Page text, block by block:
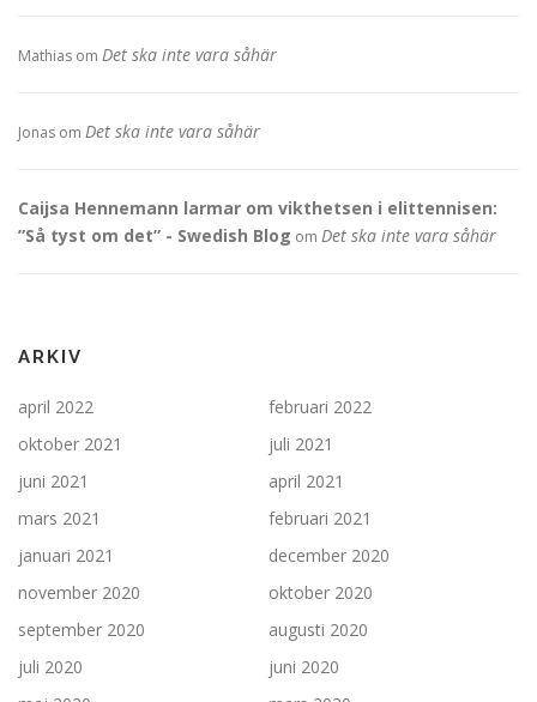
Mathias om Det ska inte vara såhär
Jonas om Det ska inte vara såhär
Caijsa Hennemann larmar om vikthetsen i elittennisen:
”Så tyst om det” - Swedish Blog om Det ska inte vara såhär
ARKIV
april 2022
februari 2022
oktober 2021
juli 2021
juni 2021
april 2021
mars 2021
februari 2021
januari 2021
december 2020
november 2020
oktober 2020
september 2020
augusti 2020
juli 2020
juni 2020